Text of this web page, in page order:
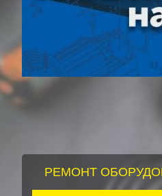
РЕМОНТ